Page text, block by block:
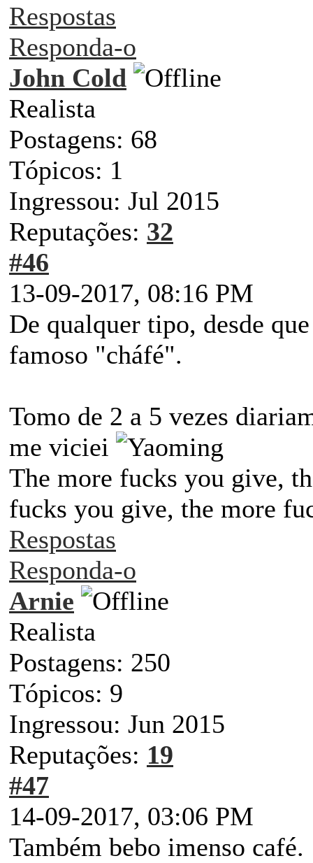
Respostas
Responda-o
John Cold
Realista
Postagens: 68
Tópicos: 1
Ingressou: Jul 2015
Reputações: 32
#46
13-09-2017, 08:16 PM
De qualquer tipo, desde
famoso "cháfé".
Tomo de 2 a 5 vezes
me viciei
The more fucks you give,
fucks you give, the more
Respostas
Responda-o
Arnie
Realista
Postagens: 250
Tópicos: 9
Ingressou: Jun 2015
Reputações: 19
#47
14-09-2017, 03:06 PM
Também bebo imenso café.